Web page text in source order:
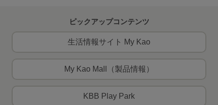
ピックアップコンテンツ
生活情報サイト My Kao
My Kao Mall（製品情報）
KBB Play Park